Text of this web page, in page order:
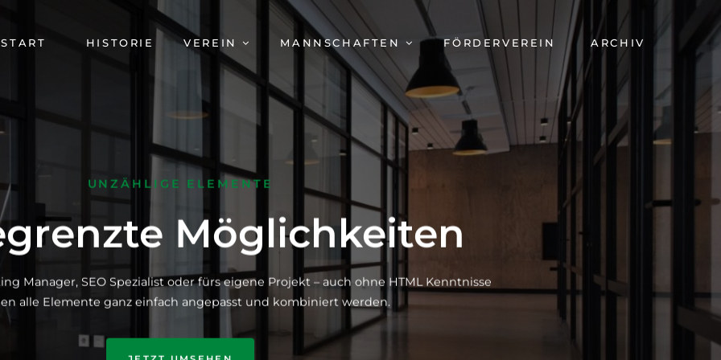
START HISTORIE VEREIN MANNSCHAFTEN FÖRDERVEREIN ARCHIV
UNZÄHLIGE ELEMENTE
Möglichkeiten
Manager, SEO Spezialist oder fürs eigene Projekt – auch ohne HTML Kenntnisse
alle Elemente ganz einfach angepasst und kombiniert werden.